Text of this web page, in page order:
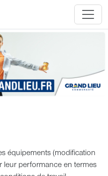
équipements (modification
leur performance en termes